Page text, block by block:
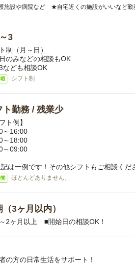
施設や病院など ★自宅近くの施設がいいなど勤
3
制（月～日）
のみなどの相談もOK
ども相談OK
シフト制
ト勤務 / 残業少
ト例】
～16:00
～18:00
～09:00
は一例です！その他シフトもご相談くだ
ほとんどありません。
3ヶ月以内）
2ヶ月以上 ■開始日の相談OK！
の方の日常生活をサポート！